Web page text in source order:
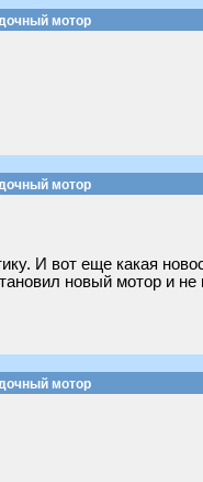
мотор
мотор
И вот еще какая
новый мотор и
мотор